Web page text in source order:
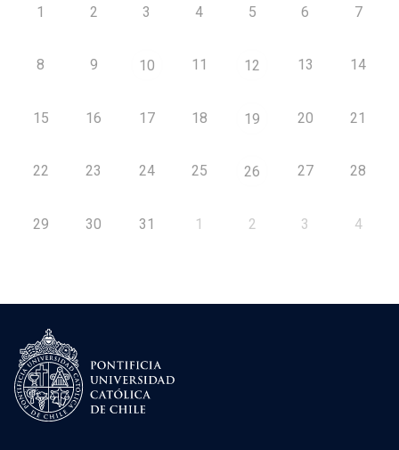
1 2 3 4 5 6 7
8 9 10 11 12 13 14
15 16 17 18 19 20 21
22 23 24 25 26 27 28
29 30 31 1 2 3 4